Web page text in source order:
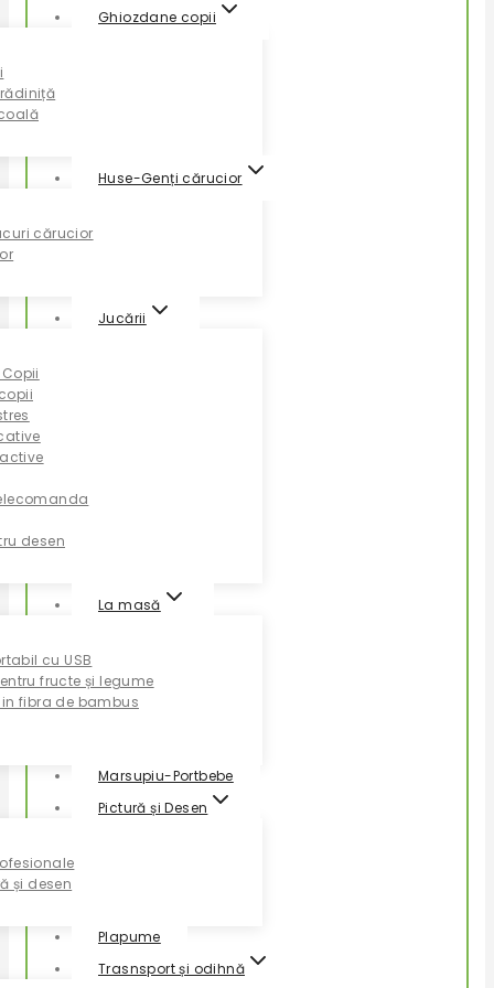
Ghiozdane copii
Huse-Genți cărucior
cărucior
Jucării
desen
La masă
cu USB
fructe și legume
fibra de bambus
Marsupiu-Portbebe
Pictură și Desen
și desen
Plapume
Trasnsport și odihnă